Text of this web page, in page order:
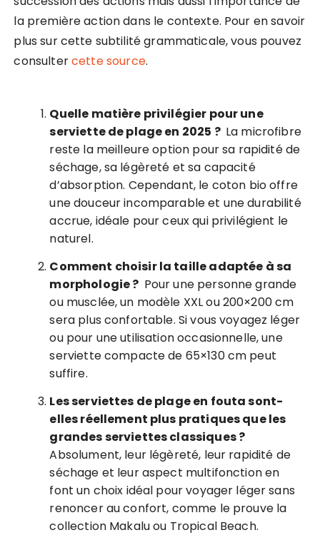
la première action dans le contexte. Pour en savoir
plus sur cette subtilité grammaticale, vous pouvez
consultercette source.
Quelle matière privilégier pour une
serviette de plage en 2025 ? La microfibre
reste la meilleure option pour sa rapidité de
séchage, sa légèreté et sa capacité
d’absorption. Cependant, le coton bio offre
une douceur incomparable et une durabilité
accrue, idéale pour ceux qui privilégient le
naturel.
Comment choisir la taille adaptée à sa
morphologie ? Pour une personne grande
ou musclée, un modèle XXL ou 200×200 cm
sera plus confortable. Si vous voyagez léger
ou pour une utilisation occasionnelle, une
serviette compacte de 65×130 cm peut
suffire.
Les serviettes de plage en fouta sont-
elles réellement plus pratiques que les
grandes serviettes classiques ?
Absolument, leur légèreté, leur rapidité de
séchage et leur aspect multifonction en
font un choix idéal pour voyager léger sans
renoncer au confort, comme le prouve la
collection Makalu ou Tropical Beach.